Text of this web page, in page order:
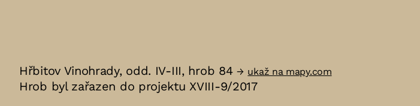
Hřbitov Vinohrady, odd. IV-III, hrob 84 → ukaž na mapy.com
Hrob byl zařazen do projektu XVIII-9/2017